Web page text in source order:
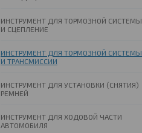
ИНСТРУМЕНТ ДЛЯ ТОРМОЗНОЙ СИСТЕМЫ
И СЦЕПЛЕНИЕ
ИНСТРУМЕНТ ДЛЯ ТОРМОЗНОЙ СИСТЕМЫ
И ТРАНСМИССИИ
ИНСТРУМЕНТ ДЛЯ УСТАНОВКИ (СНЯТИЯ)
РЕМНЕЙ
ИНСТРУМЕНТ ДЛЯ ХОДОВОЙ ЧАСТИ
АВТОМОБИЛЯ